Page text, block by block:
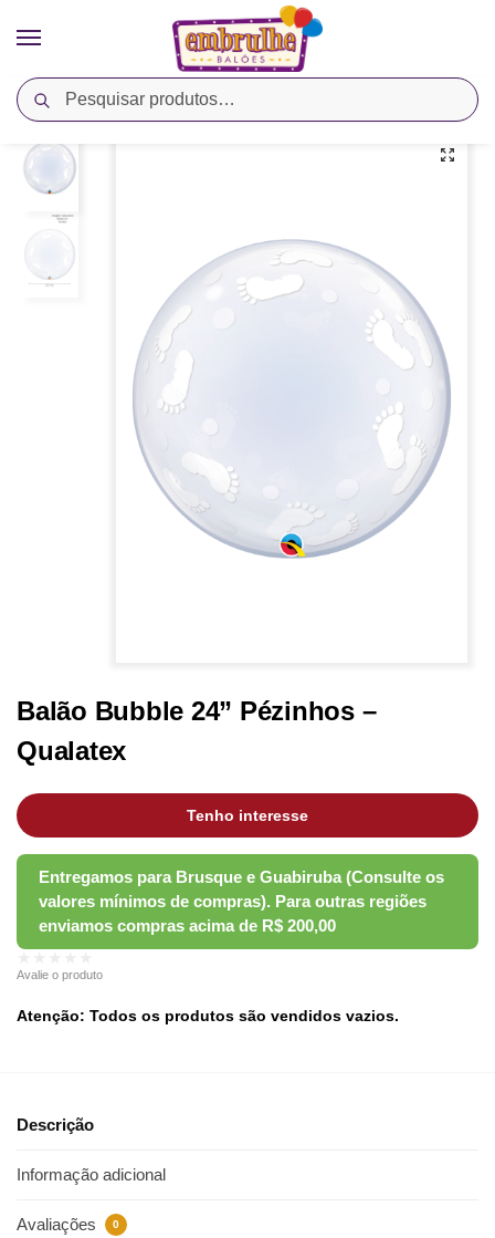
Pesquisar
Início Cores Transparente / Balão Bubble 24” Pézinhos – Qualatex
Balão Bubble 24” Pézinhos –
Qualatex
Tenho interesse
Avalie o produto
Atenção: Todos os produtos são vendidos vazios.
Descrição
Informação adicional
Avaliações 0